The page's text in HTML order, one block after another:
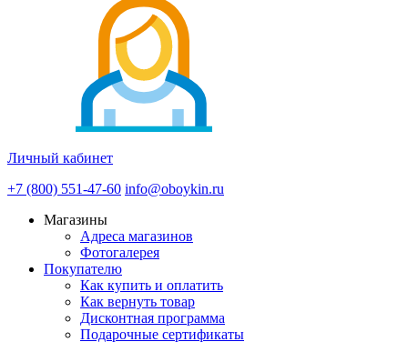
Личный кабинет
+7 (800) 551-47-60 info@oboykin.ru
Магазины
Адреса магазинов
Фотогалерея
Покупателю
Как купить и оплатить
Как вернуть товар
Дисконтная программа
Подарочные сертификаты